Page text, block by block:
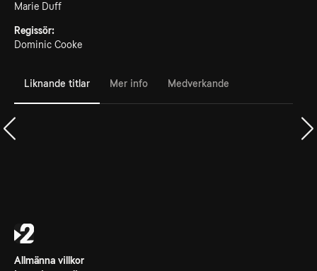
Marie Duff
Regissör:
Dominic Cooke
Liknande titlar Mer info Medverkande
Allmänna villkor